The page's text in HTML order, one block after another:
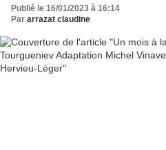
Publié le 16/01/2023 à 16:14
Par arrazat claudine